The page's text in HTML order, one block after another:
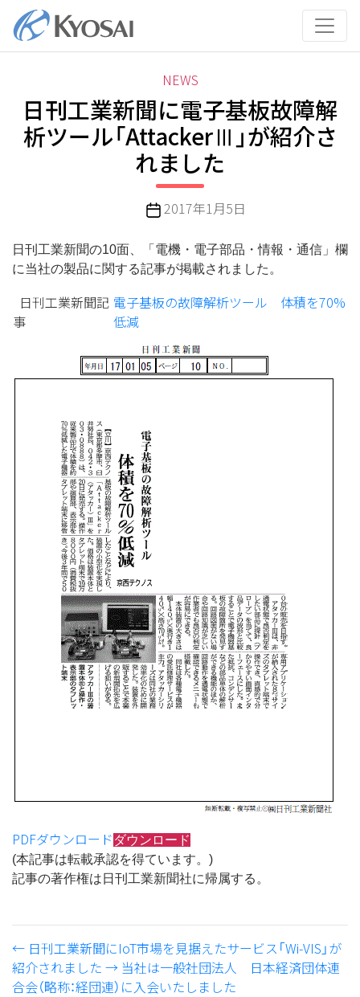
テ
カ
テ
ゴ
リ
ー
NEWS
日刊工業新聞に電子基板故障解
析ツール「AttackerⅢ」が紹介さ
れました
投
日
2017年1月5日
日刊工業新聞の10面、「電機・電子部品・情報・通信」欄
に当社の製品に関する記事が掲載されました。
日刊工業新聞記
事
電子基板の故障解析ツール 体積を70%
低減
PDFダウンロード ダウンロード
(本記事は転載承認を得ています。)
記事の著作権は日刊工業新聞社に帰属する。
← 日刊工業新聞にIoT市場を見据えたサービス「Wi-VIS」が
紹介されました → 当社は一般社団法人 日本経済団体連
合会（略称：経団連）に入会いたしました